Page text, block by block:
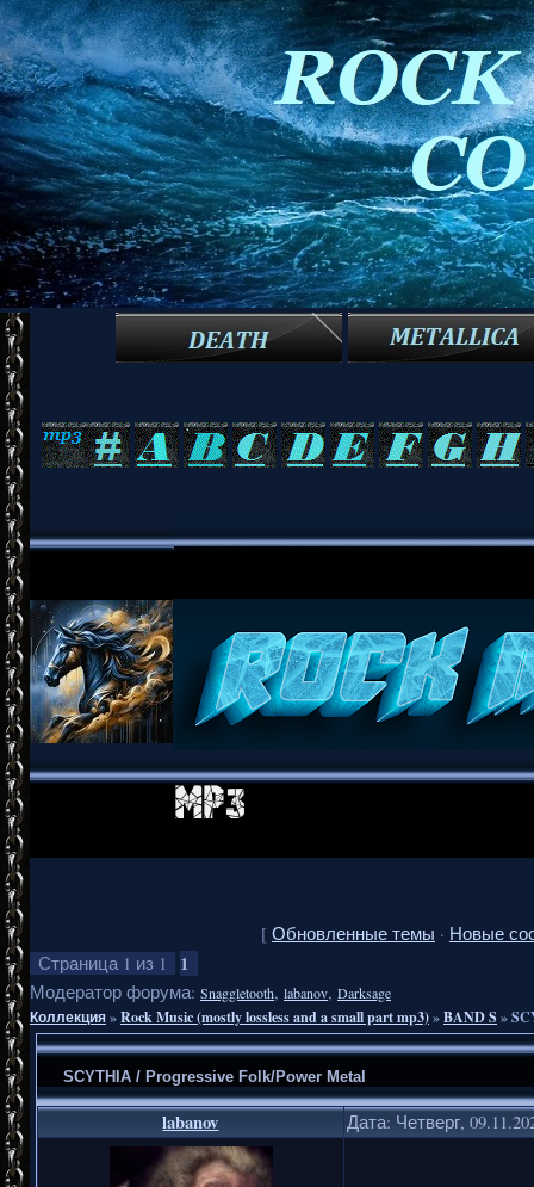
[ Обновленные темы · Новые
Страница 1 из 1 1
Модератор форума: Snaggletooth, labanov, Darksage
Коллекция»Rock Music (mostly lossless and a small part mp3)»BAND S »
SCYTHIA / Progressive Folk/Power Metal
labanov Дата: Четверг,